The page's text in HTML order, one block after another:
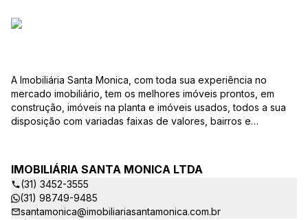
A Imobiliária Santa Monica, com toda sua experiência no
mercado imobiliário, tem os melhores imóveis prontos, em
construção, imóveis na planta e imóveis usados, todos a sua
disposição com variadas faixas de valores, bairros e
ao CRECI-EE – estarão sempre prontos para responder-lhe
todas as suas dúvidas sobre casas, apartamentos, terrenos,
salas comerciais e outros produtos imobiliários. Quais
vantagens que a Imobiliária Santa Monica lhe proporciona?
Parcerias com várias construtoras da sua cidade;
IMOBILIÁRIA SANTA MONICA LTDA
(31) 3452-3555
(31) 98749-9485
santamonica@imobiliariasantamonica.com.br